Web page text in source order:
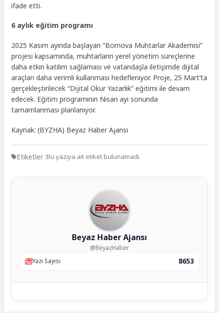
ifade etti.
6 aylık eğitim programı
2025 Kasım ayında başlayan “Bornova Muhtarlar Akademisi”
projesi kapsamında, muhtarların yerel yönetim süreçlerine
daha etkin katılım sağlaması ve vatandaşla iletişimde dijital
araçları daha verimli kullanması hedefleniyor. Proje, 25 Mart’ta
gerçekleştirilecek “Dijital Okur Yazarlık” eğitimi ile devam
edecek. Eğitim programının Nisan ayı sonunda
tamamlanması planlanıyor.
Kaynak: (BYZHA) Beyaz Haber Ajansı
Etiketler :Bu yazıya ait etiket bulunamadı.
Beyaz Haber Ajansı
@BeyazHaber
Yazı Sayısı
8653